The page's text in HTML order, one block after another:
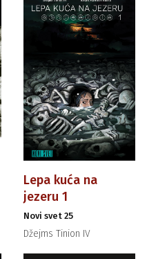
Lepa kuća na
jezeru 1
Novi svet 25
Džejms Tinion IV